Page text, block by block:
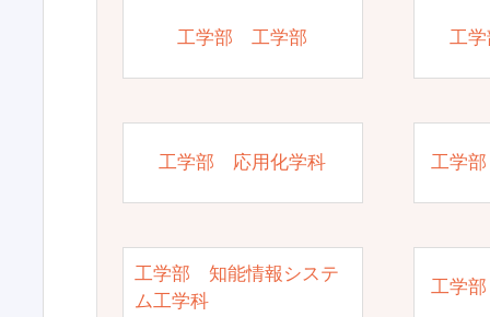
工学部 工学部 工
工学部 応用化学科 工学
工学部 知能情報システ
ム工学科
工学